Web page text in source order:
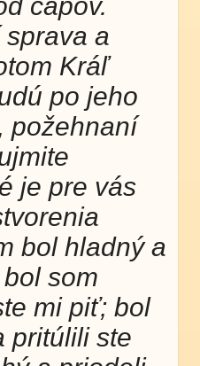
a
Kráľ
po jeho
požehnaní
je pre vás
bol hladný a
som
mi piť; bol
pritúlili ste